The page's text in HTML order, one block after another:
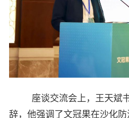
座谈交流会上，王天斌书
辞，他强调了文冠果在沙化